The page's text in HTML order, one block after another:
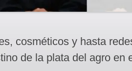
cosméticos y hasta
de la plata del agro en